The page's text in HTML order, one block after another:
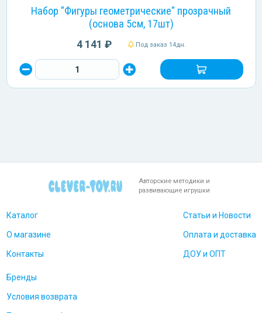
Набор "Фигуры геометрические" прозрачный
(основа 5см, 17шт)
4 141 ₽ Под заказ 14дн.
Авторские методики и
развивающие игрушки
Каталог
О магазине
Контакты
Статьи и Новости
Оплата и доставка
ДОУ и ОПТ
Бренды
Условия возврата